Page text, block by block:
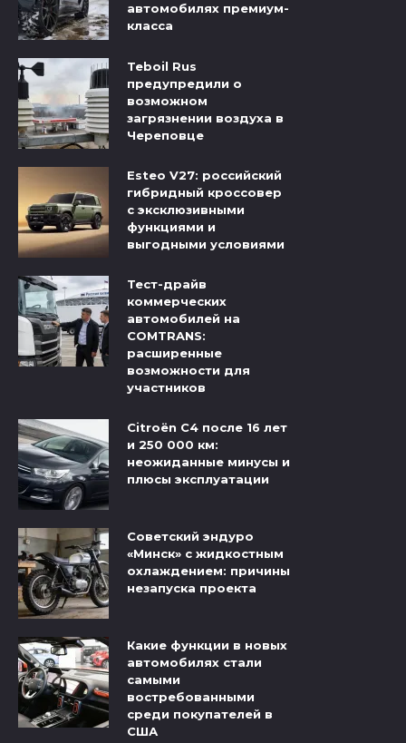
автомобилях премиум-
класса
Teboil Rus
предупредили о
возможном
загрязнении воздуха в
Череповце
Esteo V27: российский
гибридный кроссовер
с эксклюзивными
функциями и
выгодными условиями
Тест-драйв
коммерческих
автомобилей на
COMTRANS:
расширенные
возможности для
участников
Citroёn C4 после 16 лет
и 250 000 км:
неожиданные минусы и
плюсы эксплуатации
Советский эндуро
«Минск» с жидкостным
охлаждением: причины
незапуска проекта
Какие функции в новых
автомобилях стали
самыми
востребованными
среди покупателей в
США